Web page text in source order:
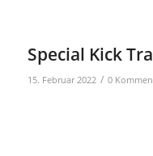
Special Kick
15. Februar 2022 / 0